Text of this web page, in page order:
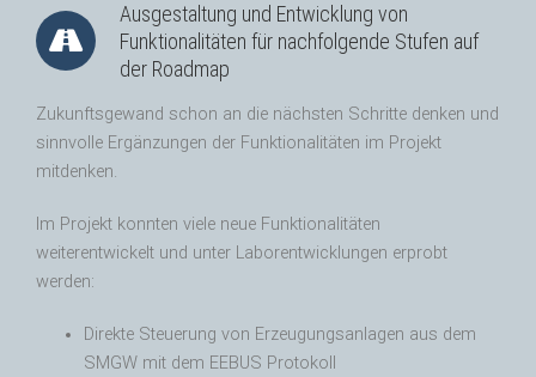
Ausgestaltung und Entwicklung von
Funktionalitäten für nachfolgende Stufen auf
der Roadmap
Zukunftsgewand schon an die nächsten Schritte denken und
sinnvolle Ergänzungen der Funktionalitäten im Projekt
mitdenken.
Im Projekt konnten viele neue Funktionalitäten
weiterentwickelt und unter Laborentwicklungen erprobt
werden:
Direkte Steuerung von Erzeugungsanlagen aus dem
SMGW mit dem EEBUS Protokoll